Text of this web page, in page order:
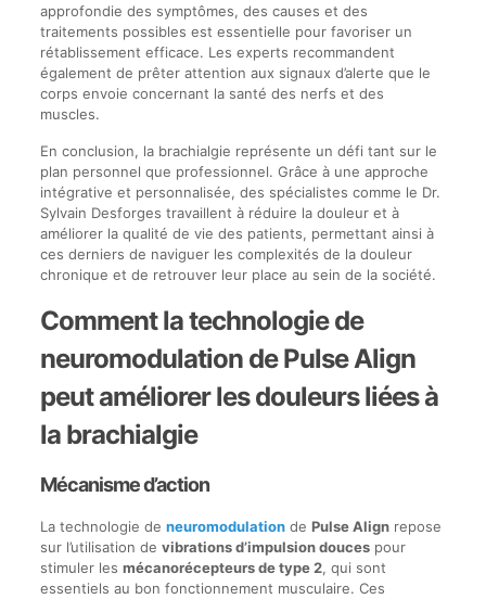
approfondie des symptômes, des causes et des
traitements possibles est essentielle pour favoriser un
rétablissement efficace. Les experts recommandent
également de prêter attention aux signaux d’alerte que le
corps envoie concernant la santé des nerfs et des
muscles.
En conclusion, la brachialgie représente un défi tant sur le
plan personnel que professionnel. Grâce à une approche
intégrative et personnalisée, des spécialistes comme le Dr.
Sylvain Desforges travaillent à réduire la douleur et à
améliorer la qualité de vie des patients, permettant ainsi à
ces derniers de naviguer les complexités de la douleur
chronique et de retrouver leur place au sein de la société.
Comment la technologie de
neuromodulation de Pulse Align
peut améliorer les douleurs liées à
la brachialgie
Mécanisme d’action
La technologie de neuromodulationde Pulse Alignrepose
sur l’utilisation de vibrations d’impulsion doucespour
stimuler les mécanorécepteurs de type 2, qui sont
essentiels au bon fonctionnement musculaire. Ces